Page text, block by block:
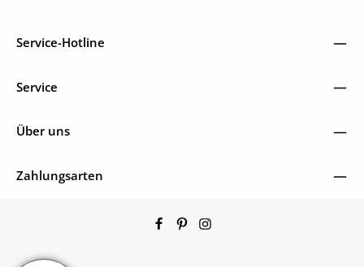
Service-Hotline
Service
Über uns
Zahlungsarten